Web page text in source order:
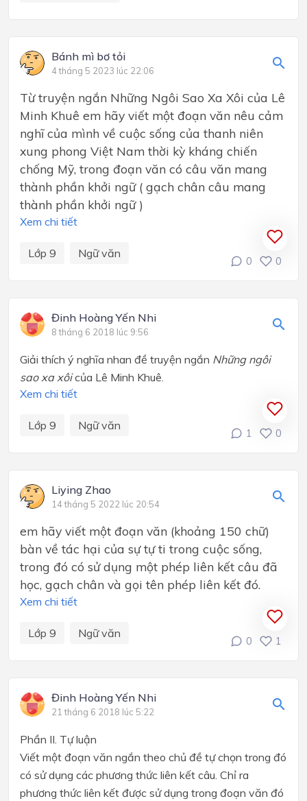
Bánh mì bơ tỏi
4 tháng 5 2023 lúc 22:06
Từ truyện ngắn Những Ngôi Sao Xa Xôi của Lê
Minh Khuê em hãy viết một đoạn văn nêu cảm
nghĩ của mình về cuộc sống của thanh niên
xung phong Việt Nam thời kỳ kháng chiến
chống Mỹ, trong đoạn văn có câu văn mang
thành phần khởi ngữ ( gạch chân câu mang
thành phần khởi ngữ )
Xem chi tiết
Lớp 9 Ngữ văn
0 0
Đinh Hoàng Yến Nhi
8 tháng 6 2018 lúc 9:56
Giải thích ý nghĩa nhan đề truyện ngắn Những ngôi
sao xa xôicủa Lê Minh Khuê.
Xem chi tiết
Lớp 9 Ngữ văn
1 0
Liying Zhao
14 tháng 5 2022 lúc 20:54
em hãy viết một đoạn văn (khoảng 150 chữ)
bàn về tác hại của sự tự ti trong cuộc sống,
trong đó có sử dụng một phép liên kết câu đã
học, gạch chân và gọi tên phép liên kết đó.
Xem chi tiết
Lớp 9 Ngữ văn
0 1
Đinh Hoàng Yến Nhi
21 tháng 6 2018 lúc 5:22
Phần II. Tự luận
Viết một đoạn văn ngắn theo chủ đề tự chọn trong đó
có sử dụng các phương thức liên kết câu. Chỉ ra
phương thức liên kết được sử dụng trong đoạn văn đó